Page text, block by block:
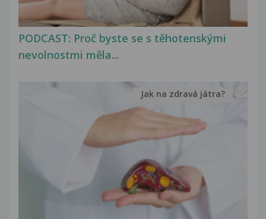
PODCAST: Proč byste se s těhotenskými
nevolnostmi měla...
Jak na zdravá játra?